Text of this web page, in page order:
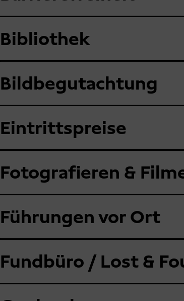
Bibliothek
Bildbegutachtung
Eintrittspreise
Fotografieren &
Führungen vor Ort
Fundbüro / Lost &